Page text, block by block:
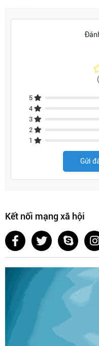
5
4
3
2
1
Gửi
Kết nối mạng xã hội